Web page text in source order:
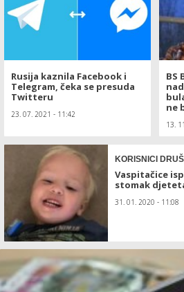
Rusija kaznila Facebook i
Telegram, čeka se presuda
Twitteru
23. 07. 2021 - 11:42
BS
ne
13.
KORISNICI
Vaspitačice
stomak
31. 01. 2020 - 11:08